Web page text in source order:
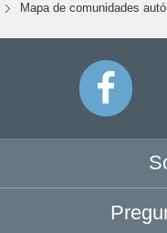
Mapa de comunidades